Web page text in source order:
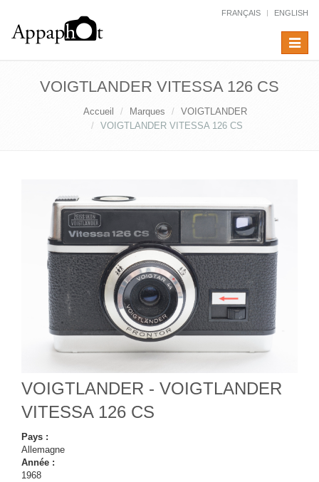
FRANÇAIS ENGLISH
Toggle
VOIGTLANDER VITESSA 126 CS
Accueil Marques
VOIGTLANDER
VOIGTLANDER VITESSA 126 CS
VOIGTLANDER - VOIGTLANDER
VITESSA 126 CS
Pays :
Allemagne
Année :
1968